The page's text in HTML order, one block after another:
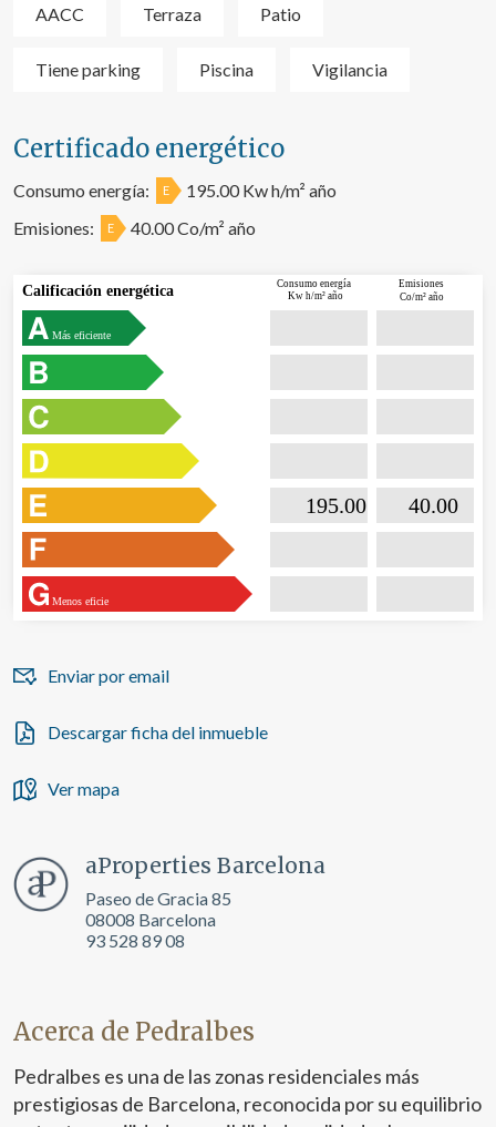
AACC Terraza Patio
Tiene parking Piscina Vigilancia
Certificado energético
Consumo energía: E
195.00 Kw h/m² año
Emisiones:
E 40.00 Co/m² año
Más eficiente
Menos eficie
Calificación energética Consumo energía
Kw h/m² año
Emisiones
Co/m² año
195.00
Enviar por email
Descargar ficha del inmueble
Ver mapa
aProperties Barcelona
Paseo de Gracia 85
08008 Barcelona
93 528 89 08
Acerca de Pedralbes
Pedralbes es una de las zonas residenciales más
prestigiosas de Barcelona, reconocida por su equilibrio